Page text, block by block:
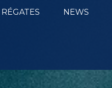
RÉGATES NEWS